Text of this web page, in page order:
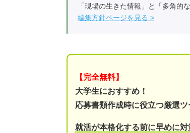
「現場の生きた情報」と「多角的
編集方針ページを見る
【完全無料】
大学生におすすめ！
応募書類作成時に役立つ厳選ツ
就活が本格化する前に早めに対